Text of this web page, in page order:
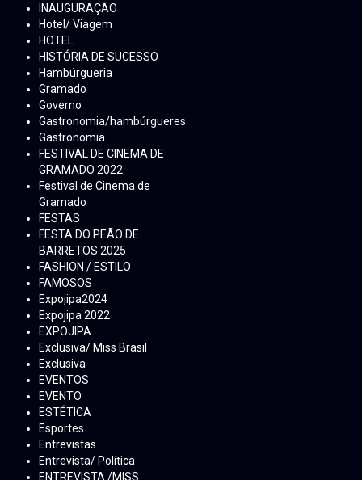
INAUGURAÇÃO
Hotel/ Viagem
HOTEL
HISTÓRIA DE SUCESSO
Hambúrgueria
Gramado
Governo
Gastronomia/hambúrgueres
Gastronomia
FESTIVAL DE CINEMA DE
GRAMADO 2022
Festival de Cinema de
Gramado
FESTAS
FESTA DO PEÃO DE
BARRETOS 2025
FASHION / ESTILO
FAMOSOS
Expojipa2024
Expojipa 2022
EXPOJIPA
Exclusiva/ Miss Brasil
Exclusiva
EVENTOS
EVENTO
ESTÉTICA
Esportes
Entrevistas
Entrevista/ Política
ENTREVISTA /MISS